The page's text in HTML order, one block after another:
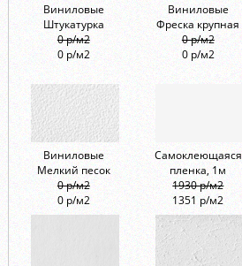
Виниловые
Штукатурка
0 р/м2
0 р/м2
Виниловые
Фреска крупная
0 р/м2
0 р/м2
Виниловые
Мелкий песок
0 р/м2
0 р/м2
Самоклеющаяся
пленка, 1м
1930 р/м2
1351 р/м2